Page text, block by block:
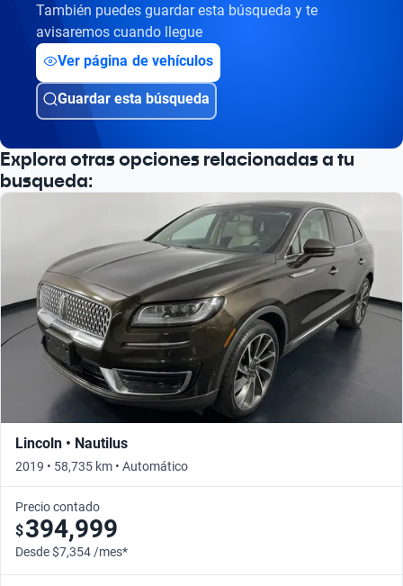
También puedes guardar esta búsqueda y te
avisaremos cuando llegue
Ver página de vehículos
Guardar esta búsqueda
Explora otras opciones relacionadas a tu
busqueda:
Lincoln • Nautilus
2019 • 58,735 km • Automático
Precio contado
$394,999
Desde $7,354 /mes*